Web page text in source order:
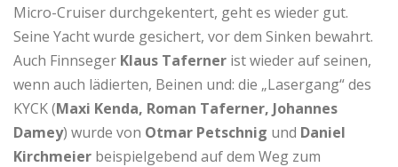
Micro-Cruiser durchgekentert, geht es wieder gut.
Seine Yacht wurde gesichert, vor dem Sinken bewahrt.
Auch Finnseger Klaus Taferner ist wieder auf seinen,
wenn auch lädierten, Beinen und: die „Lasergang“ des
KYCK (Maxi Kenda, Roman Taferner, Johannes
Damey) wurde von Otmar Petschnig und Daniel
Kirchmeier beispielgebend auf dem Weg zum